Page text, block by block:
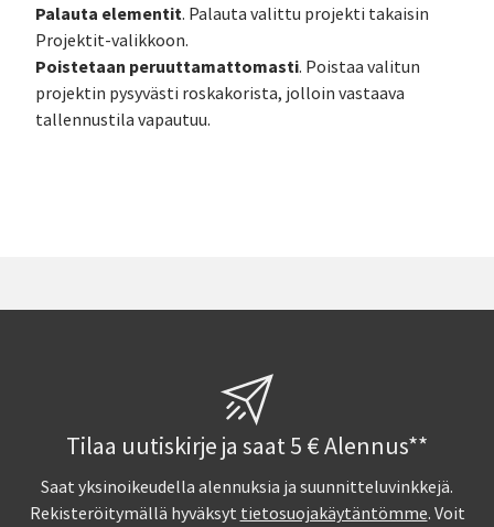
Palauta elementit. Palauta valittu projekti takaisin
Projektit-valikkoon.
Poistetaan peruuttamattomasti. Poistaa valitun
projektin pysyvästi roskakorista, jolloin vastaava
tallennustila vapautuu.
Tilaa uutiskirje ja saat 5 € Alennus**
Saat yksinoikeudella alennuksia ja suunnitteluvinkkejä.
Rekisteröitymällä hyväksyt tietosuojakäytäntömme. Voit